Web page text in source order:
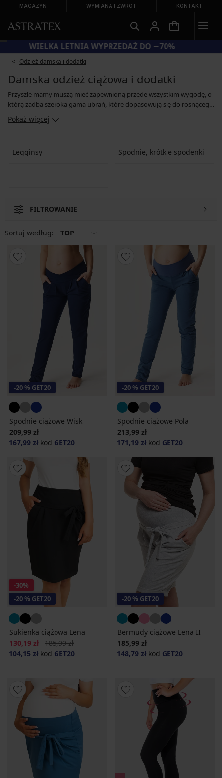
MAGAZYN WYMIANA I ZWROT KONTAKT
WIELKA LETNIA WYPRZEDAŻ DO −70%
Odzież damska i dodatki
Damska odzież ciążowa i dodatki
Przyszłe mamy muszą mieć zapewnioną przede wszystkim wygodę, o
którą zadba szeroka gama ubrań, które dopasowują się do rosnącego
w czasie ciąży brzucha i nie uciskają, nawet jeśli zmieni się nam
rozmiar. W ofercie mamy spodnie ciążowe lub legginsy, wygodne
bawełnie lub lejącej się wiskozie.
Pokaż więcej
Legginsy Spodnie, krótkie spodenki
FILTROWANIE
Sortuj według: TOP
-20 % GET20
Spodnie ciążowe Wisk
209,99 zł
167,99 zł kod GET20
-20 % GET20
Spodnie ciążowe Pola
213,99 zł
171,19 zł kod GET20
-30%
-20 % GET20
Sukienka ciążowa Lena
Zniżka
130,19 zł Pierwotna cena
185,99 zł
104,15 zł kod GET20
-20 % GET20
Bermudy ciążowe Lena II
185,99 zł
148,79 zł kod GET20